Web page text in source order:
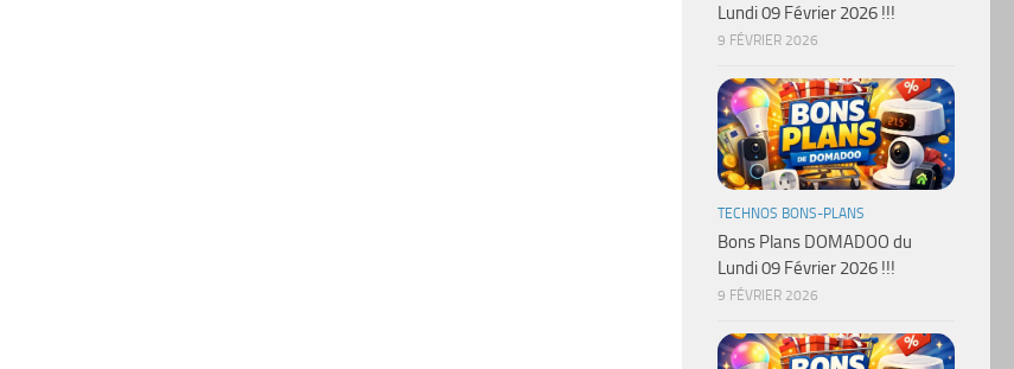
Lundi 09 Février 2026 !!!
9 FÉVRIER 2026
TECHNOS BONS-PLANS
Bons Plans DOMADOO du
Lundi 09 Février 2026 !!!
9 FÉVRIER 2026